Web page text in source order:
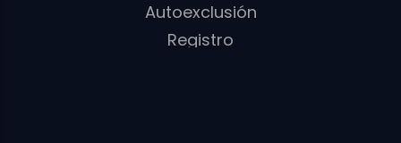
Autoexclusión
Registro